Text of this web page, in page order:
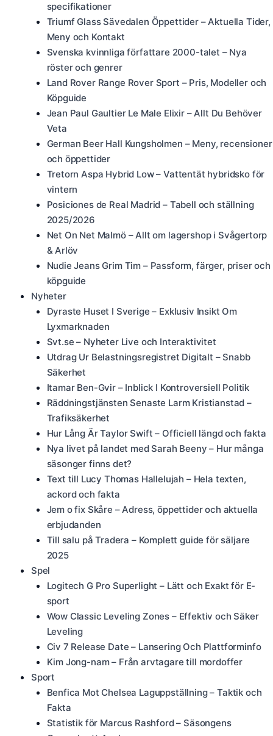
specifikationer
Triumf Glass Sävedalen Öppettider – Aktuella Tider,
Meny och Kontakt
Svenska kvinnliga författare 2000-talet – Nya
röster och genrer
Land Rover Range Rover Sport – Pris, Modeller och
Köpguide
Jean Paul Gaultier Le Male Elixir – Allt Du Behöver
Veta
German Beer Hall Kungsholmen – Meny, recensioner
och öppettider
Tretorn Aspa Hybrid Low – Vattentät hybridsko för
vintern
Posiciones de Real Madrid – Tabell och ställning
2025/2026
Net On Net Malmö – Allt om lagershop i Svågertorp
& Arlöv
Nudie Jeans Grim Tim – Passform, färger, priser och
köpguide
Nyheter
Dyraste Huset I Sverige – Exklusiv Insikt Om
Lyxmarknaden
Svt.se – Nyheter Live och Interaktivitet
Utdrag Ur Belastningsregistret Digitalt – Snabb
Säkerhet
Itamar Ben-Gvir – Inblick I Kontroversiell Politik
Räddningstjänsten Senaste Larm Kristianstad –
Trafiksäkerhet
Hur Lång Är Taylor Swift – Officiell längd och fakta
Nya livet på landet med Sarah Beeny – Hur många
säsonger finns det?
Text till Lucy Thomas Hallelujah – Hela texten,
ackord och fakta
Jem o fix Skåre – Adress, öppettider och aktuella
erbjudanden
Till salu på Tradera – Komplett guide för säljare
2025
Spel
Logitech G Pro Superlight – Lätt och Exakt för E-
sport
Wow Classic Leveling Zones – Effektiv och Säker
Leveling
Civ 7 Release Date – Lansering Och Plattforminfo
Kim Jong-nam – Från arvtagare till mordoffer
Sport
Benfica Mot Chelsea Laguppställning – Taktik och
Fakta
Statistik för Marcus Rashford – Säsongens